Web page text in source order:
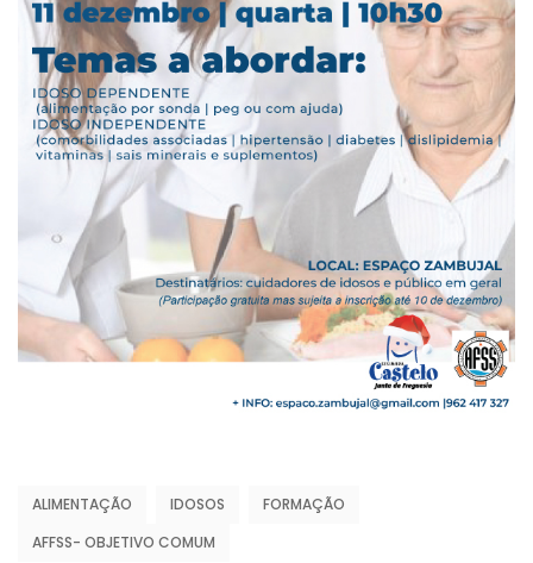
ALIMENTAÇÃO IDOSOS
FORMAÇÃO
AFFSS- OBJETIVO COMUM